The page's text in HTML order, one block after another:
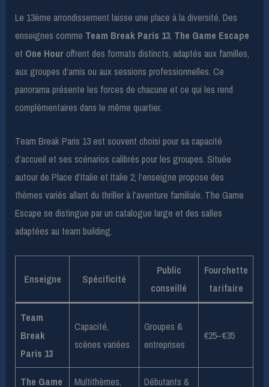
Le 13ème arrondissement laisse une place à la diversité. Des
enseignes comme Team Break Paris 13, The Game Escape
et One Houroffrent des formats distincts, adaptés aux familles,
aux groupes d’amis ou aux sessions professionnelles. Ce
panorama présente les forces de chacune et ce qui les rend
complémentaires dans le même quartier.
Team Break Paris 13 est souvent choisi pour sa capacité
d’accueil et ses scénarios calibrés pour les groupes. Située
autour de Place d’Italie et Italie 2, l’enseigne propose des
thèmes variés allant du thriller à l’aventure familiale. The Game
Escape se distingue par un catalogue large et des salles
adaptées au team building.
Enseigne Spécificité
Public
conseillé
Fourchette
tarifaire
Team
Break
Paris 13
Capacité,
scènes variées
Groupes &
entreprises
€25–€35
The Game Multithèmes, Débutants &